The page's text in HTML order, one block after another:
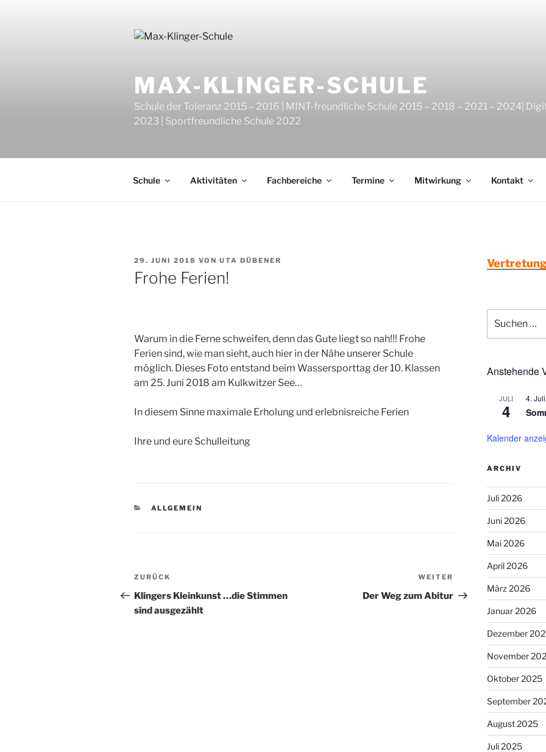
MAX-KLINGER-SCHULE
Schule der Toleranz 2015 – 2016 | MINT-freundliche Schule 2015 – 2018 – 2021 – 2024|
2023 | Sportfreundliche Schule 2022
Schule Aktivitäten Fachbereiche Termine Mitwirkung Kontakt
VERÖFFENTLICHT
AM
29. JUNI 2018 VON UTA DÜBENER
Frohe Ferien!
Warum in die Ferne schweifen, denn das Gute liegt so nah!!! Frohe
Ferien sind, wie man sieht, auch hier in der Nähe unserer Schule
möglich. Dieses Foto entstand beim Wassersporttag der 10. Klassen
am 25. Juni 2018 am Kulkwitzer See…
In diesem Sinne maximale Erholung und erlebnisreiche Ferien
Ihre und eure Schulleitung
KATEGORIEN
ALLGEMEIN
Beitragsnavigation
Vorheriger
Beitrag
ZURÜCK
Klingers Kleinkunst …die Stimmen
sind ausgezählt
Nächster
Beitrag
WEITER
Der Weg zum Abitur
nach:
Anstehende
JULI
4
4. Juli
Kalender
ARCHIV
Juli 2026
Juni 2026
Mai 2026
April 2026
März 2026
Januar 2026
Dezember
November
Oktober 2025
September
August 2025
Juli 2025